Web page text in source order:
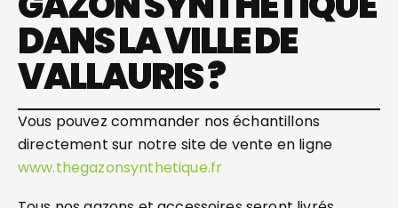
DANS LA VILLE DE
VALLAURIS?
Vous pouvez commander nos échantillons
directement sur notre site de vente en ligne
www.thegazonsynthetique.fr